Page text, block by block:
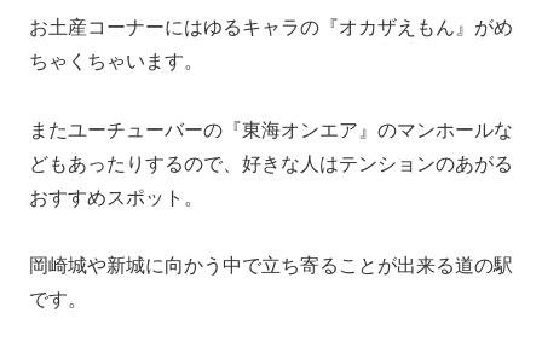
お土産コーナーにはゆるキャラの『オカザえもん』がめ
ちゃくちゃいます。
またユーチューバーの『東海オンエア』のマンホールな
どもあったりするので、好きな人はテンションのあがる
おすすめスポット。
岡崎城や新城に向かう中で立ち寄ることが出来る道の駅
です。